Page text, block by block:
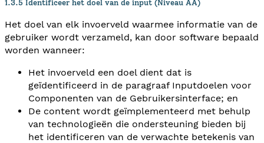
1.3.5 Identificeer het doel van de input (Niveau AA)
Het doel van elk invoerveld waarmee informatie van de
gebruiker wordt verzameld, kan door software bepaald
worden wanneer:
Het invoerveld een doel dient dat is
geïdentificeerd in de paragraaf Inputdoelen voor
Componenten van de Gebruikersinterface; en
De content wordt geïmplementeerd met behulp
van technologieën die ondersteuning bieden bij
het identificeren van de verwachte betekenis van